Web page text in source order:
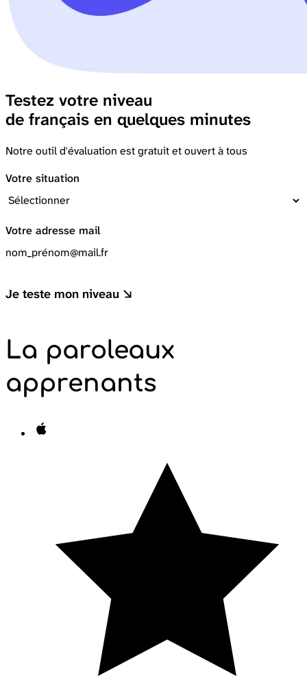
Testez votre niveau
de français en quelques minutes
Notre outil d'évaluation est gratuit et ouvert à tous
Votre situation
Votre adresse mail
Je teste mon niveau
La paroleaux
apprenants